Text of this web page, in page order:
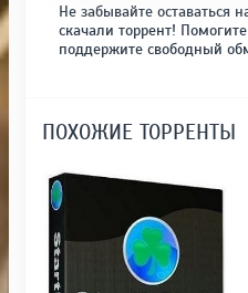
Не забывайте оставаться
скачали торрент!
поддержите свободный
ПОХОЖИЕ ТОРРЕНТЫ